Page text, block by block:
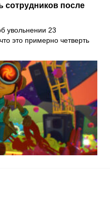
сотрудников после
увольнении 23
это примерно четверть